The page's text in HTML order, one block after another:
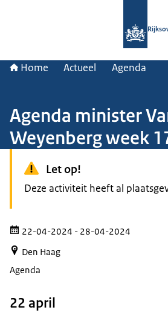
Home Actueel Agenda
Agenda minister
Weyenberg week
Let op!
Deze activiteit heeft al
22-04-2024 - 28-04-2024
Den Haag
Agenda
22 april